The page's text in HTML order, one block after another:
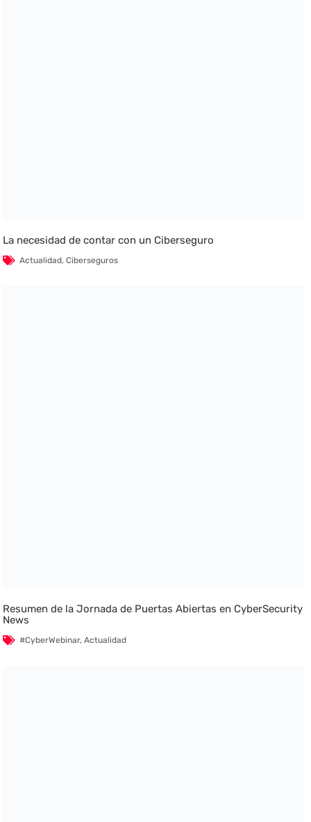
La necesidad de contar con un Ciberseguro
Actualidad,Ciberseguros
Resumen de la Jornada de Puertas Abiertas en CyberSecurity
News
#CyberWebinar,Actualidad